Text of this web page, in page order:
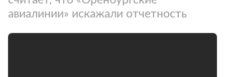
авиалинии» искажали отчетность